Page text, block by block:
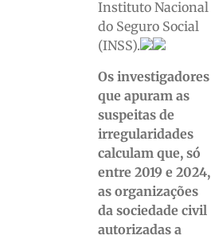
Instituto Nacional
do Seguro Social
(INSS).
Os investigadores
que apuram as
suspeitas de
irregularidades
calculam que, só
entre 2019 e 2024,
as organizações
da sociedade civil
autorizadas a